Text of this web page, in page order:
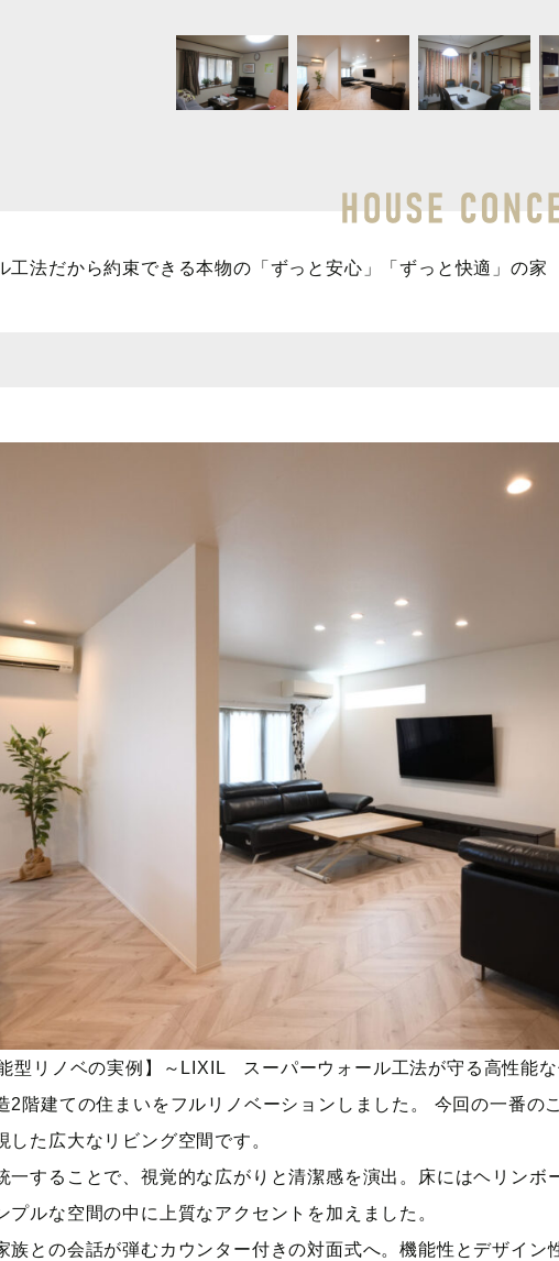
工法だから約束できる本物の「ずっと安心」「ずっと快適」の家
型リノベの実例】～LIXIL スーパーウォール工法が守る高性能な
2階建ての住まいをフルリノベーションしました。 今回の一番の
した広大なリビング空間です。
一することで、視覚的な広がりと清潔感を演出。床にはヘリンボ
プルな空間の中に上質なアクセントを加えました。
族との会話が弾むカウンター付きの対面式へ。機能性とデザイン